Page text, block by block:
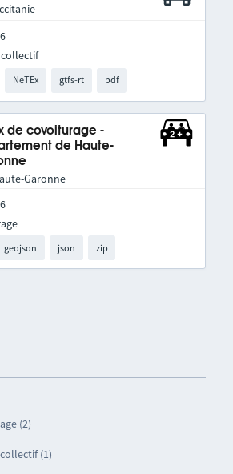
(2)
(1)
NeTEx gtfs-rt pdf
de covoiturage -
de Haute-
Garonne
geojson json zip